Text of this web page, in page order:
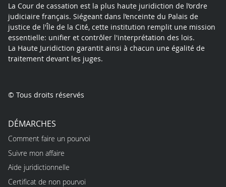
La Cour de cassation est la plus haute juridiction de l’ordre
judiciaire français. Siégeant dans l’enceinte du Palais de
justice de l'Île de la Cité, cette institution remplit une mission
essentielle: unifier et contrôler l'interprétation des lois.
La Haute Juridiction garantit ainsi à chacun une égalité de
traitement devant les juges.
© Tous droits réservés
DÉMARCHES
Comment faire un pourvoi
Suivre mon affaire
Aide juridictionnelle
Certificat de non pourvoi